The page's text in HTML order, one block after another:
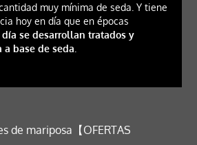
muy mínima de seda. Y tiene
hoy en día que en épocas
día se desarrollan tratados y
base de seda.
de mariposa【OFERTAS